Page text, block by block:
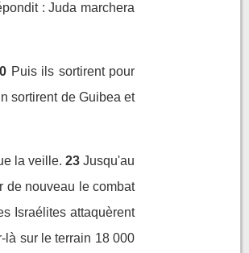
: Juda marchera
Puis ils sortirent pour
sortirent de Guibea et
la veille. 23 Jusqu'au
de nouveau le combat
Israélites attaquèrent
là sur le terrain 18 000